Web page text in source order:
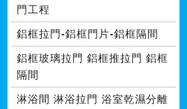
門工程
鋁框拉門-鋁框門片-鋁框隔間
鋁框玻璃拉門 鋁框推拉門 鋁框
隔間
淋浴間 淋浴拉門 浴室乾濕分離